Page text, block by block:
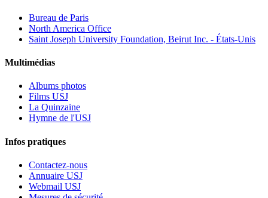
Bureau de Paris
North America Office
Saint Joseph University Foundation, Beirut Inc. - États-Unis
Multimédias
Albums photos
Films USJ
La Quinzaine
Hymne de l'USJ
Infos pratiques
Contactez-nous
Annuaire USJ
Webmail USJ